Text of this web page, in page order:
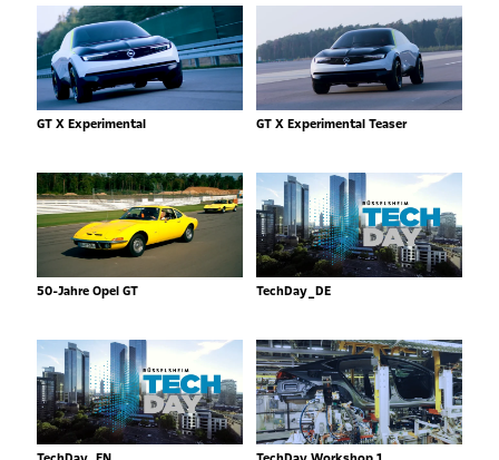
GT X Experimental GT X Experimental Teaser
50-Jahre Opel GT TechDay_DE